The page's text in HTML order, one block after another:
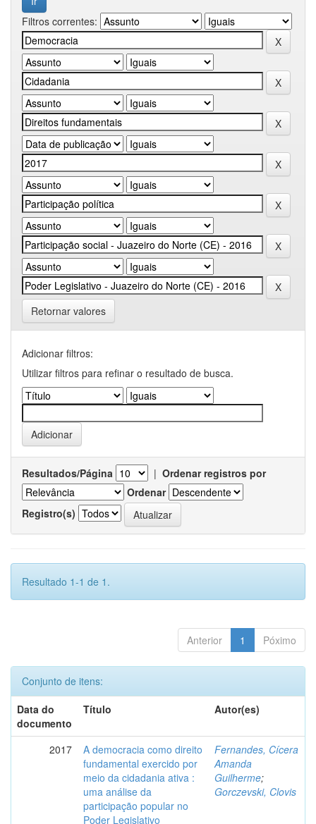
Filtros correntes:
Retornar valores
Adicionar filtros:
Utilizar filtros para refinar o resultado de busca.
Resultados/Página | Ordenar registros por
Ordenar
Registro(s)
Resultado 1-1 de 1.
Anterior 1 Póximo
Conjunto de itens:
Data do
documento
Título Autor(es)
2017
A democracia como direito
fundamental exercido por
meio da cidadania ativa :
uma análise da
participação popular no
Poder Legislativo
Fernandes, Cícera
Amanda
Guilherme;
Gorczevski, Clovis